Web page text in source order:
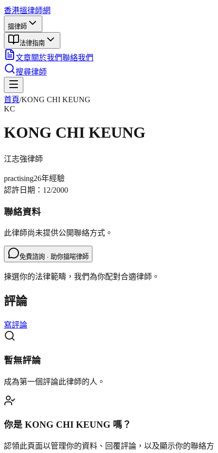
香港搵律師網
搵律師
法律指南
文章關於我們聯絡我們
搜尋律師
首頁/KONG CHI KEUNG
KC
KONG CHI KEUNG
江志強律師
practising26年經驗
認許日期： 12/2000
聯絡資料
此律師尚未提供公開聯絡方式。
免費諮詢 · 助你搵啱律師
揀選你的法律範疇，我們為你配對合適律師。
評論
寫評論
暫無評論
成為第一個評論此律師的人。
你是 KONG CHI KEUNG 嗎？
認領此頁面以管理你的資料、回覆評論，以及顯示你的聯絡方